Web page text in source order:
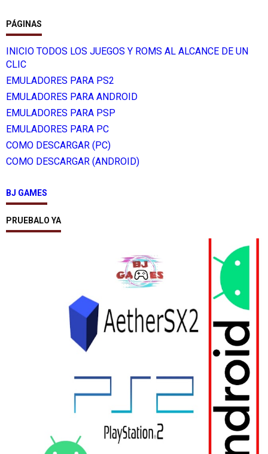
PÁGINAS
INICIO TODOS LOS JUEGOS Y ROMS AL ALCANCE DE UN
CLIC
EMULADORES PARA PS2
EMULADORES PARA ANDROID
EMULADORES PARA PSP
EMULADORES PARA PC
COMO DESCARGAR (PC)
COMO DESCARGAR (ANDROID)
BJ GAMES
PRUEBALO YA